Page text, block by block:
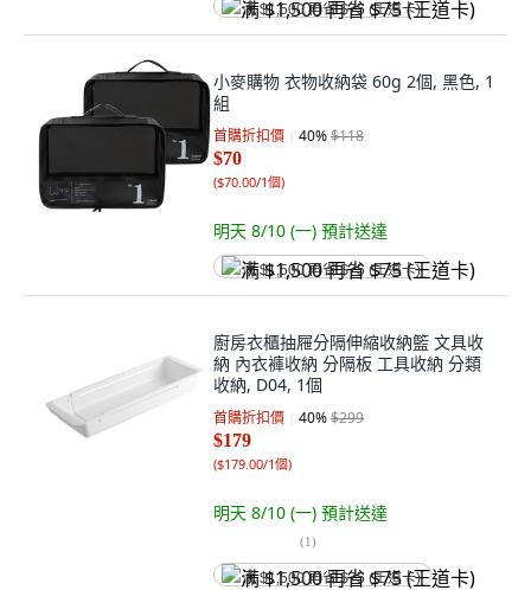
满 $1,500 再省 $75 (王道卡)
小麥購物 衣物收納袋 60g 2個, 黑色, 1
組
首購折扣價 40%$118
$70
($70.00/1個)
明天 8/10 (一) 預計送達
满 $1,500 再省 $75 (王道卡)
廚房衣櫃抽屜分隔伸縮收納籃 文具收
納 內衣褲收納 分隔板 工具收納 分類
收納, D04, 1個
首購折扣價 40%$299
$179
($179.00/1個)
明天 8/10 (一) 預計送達
(1)
满 $1,500 再省 $75 (王道卡)